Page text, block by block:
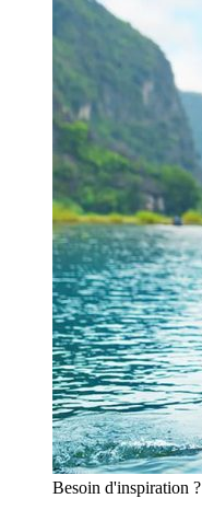
Besoin d'inspiration ?